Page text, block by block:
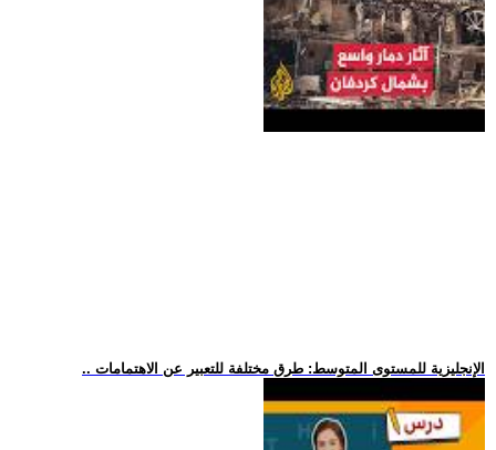
.. الإنجليزية للمستوى المتوسط: طرق مختلفة للتعبير عن الاهتمامات